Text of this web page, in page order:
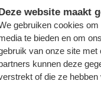
website maakt
gebruiken cookies
te bieden en om
van onze site
kunnen deze
of die ze
de marge, wat
twee
Kersten, Petrov,